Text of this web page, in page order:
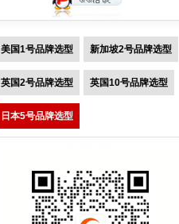
美国1号品牌选型 新加坡2号品牌选型
英国2号品牌选型 英国10号品牌选型
日本5号品牌选型